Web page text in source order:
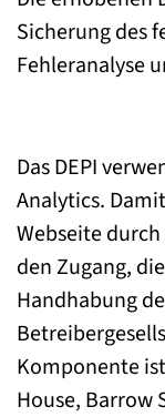
Sicherung des
Fehleranalyse
Das DEPI
Analytics.
Webseite
den Zugang,
Handhabung
Komponente
House, Barrow